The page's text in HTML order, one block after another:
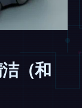
（和